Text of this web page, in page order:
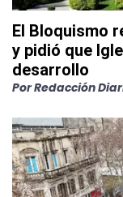
El Bloquismo
y pidió que
desarrollo
PorRedacción